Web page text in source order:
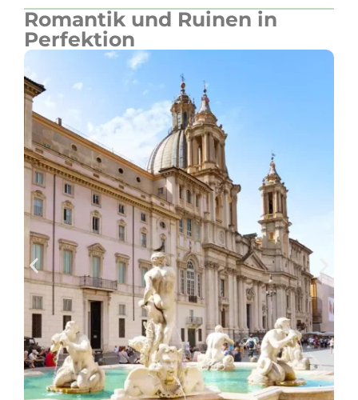
Romantik und Ruinen in
Perfektion